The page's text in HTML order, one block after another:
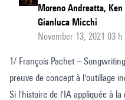
Moreno Andreatta,
Gianluca Micchi
November 13, 2021 03
1/ François Pachet –
preuve de concept à l'outillage
Si l'histoire de l'IA appliquée à